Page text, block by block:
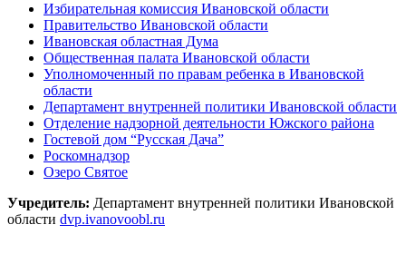
Избирательная комиссия Ивановской области
Правительство Ивановской области
Ивановская областная Дума
Общественная палата Ивановской области
Уполномоченный по правам ребенка в Ивановской
области
Департамент внутренней политики Ивановской области
Отделение надзорной деятельности Южского района
Гостевой дом “Русская Дача”
Роскомнадзор
Озеро Святое
Учредитель: Департамент внутренней политики Ивановской
области dvp.ivanovoobl.ru